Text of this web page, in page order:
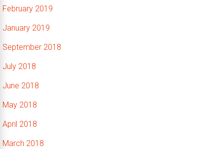
February 2019
January 2019
September 2018
July 2018
June 2018
May 2018
April 2018
March 2018